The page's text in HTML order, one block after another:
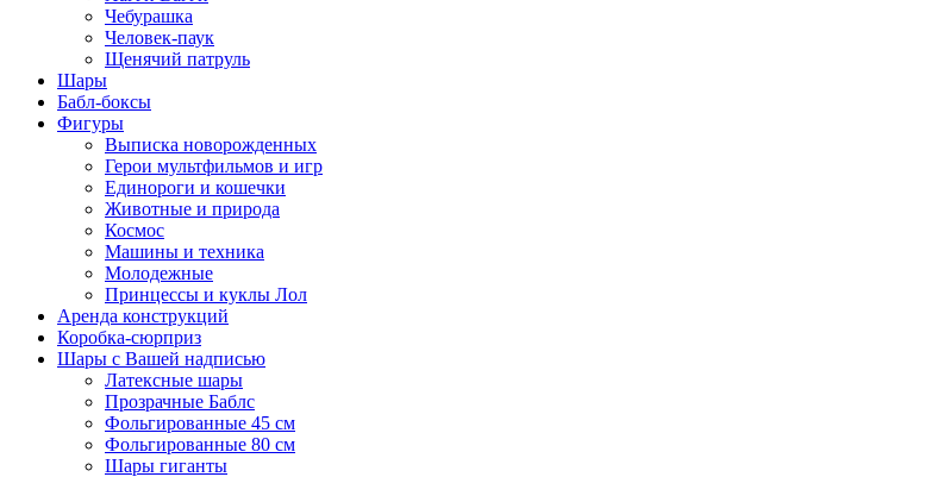
Чебурашка
Человек-паук
Щенячий патруль
Шары
Бабл-боксы
Фигуры
Выписка новорожденных
Герои мультфильмов и игр
Единороги и кошечки
Животные и природа
Космос
Машины и техника
Молодежные
Принцессы и куклы Лол
Аренда конструкций
Коробка-сюрприз
Шары с Вашей надписью
Латексные шары
Прозрачные Баблс
Фольгированные 45 см
Фольгированные 80 см
Шары гиганты